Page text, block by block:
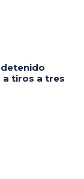
a tiros a tres